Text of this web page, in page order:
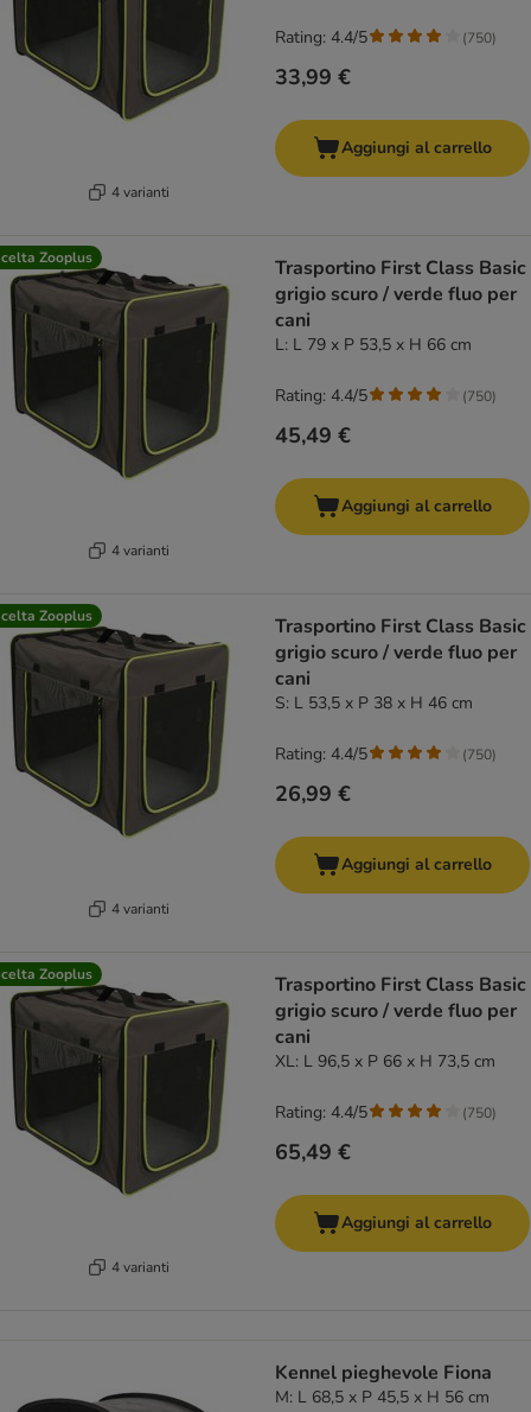
4 varianti
33,99 €
Rating: 4.4/5 (750)
Aggiungi al carrello
Zooplus
4 varianti
Trasportino First Class Basic
grigio scuro / verde fluo per
cani
L: L 79 x P 53,5 x H 66 cm
45,49 €
Rating: 4.4/5 (750)
Aggiungi al carrello
Zooplus
4 varianti
Trasportino First Class Basic
grigio scuro / verde fluo per
cani
S: L 53,5 x P 38 x H 46 cm
26,99 €
Rating: 4.4/5 (750)
Aggiungi al carrello
Zooplus
4 varianti
Trasportino First Class Basic
grigio scuro / verde fluo per
cani
XL: L 96,5 x P 66 x H 73,5 cm
65,49 €
Rating: 4.4/5 (750)
Aggiungi al carrello
Kennel pieghevole Fiona
M: L 68,5 x P 45,5 x H 56 cm